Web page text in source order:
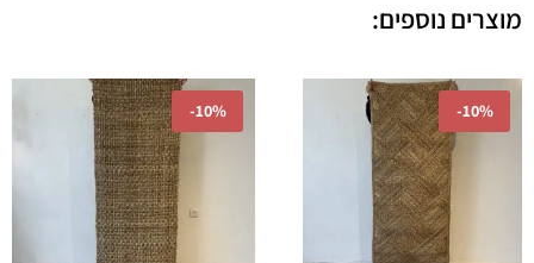
מוצרים נוספים:
10%
-
10%
-